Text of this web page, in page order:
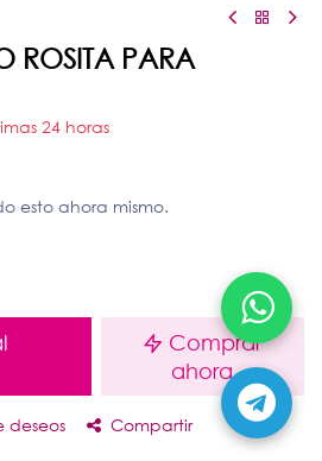
ROSITA PARA
24 horas
esto ahora mismo.
Comprar
ahora
deseos Compartir